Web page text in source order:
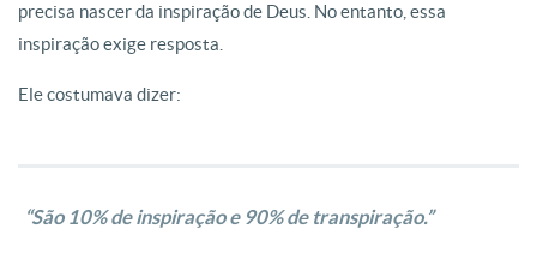
precisa nascer da inspiração de Deus. No entanto, essa
inspiração exige resposta.
Ele costumava dizer:
“São 10% de inspiração e 90% de transpiração.”